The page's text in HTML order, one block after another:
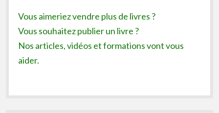
Vous aimeriez vendre plus de livres ?
Vous souhaitez publier un livre ?
Nos articles, vidéos et formations vont vous
aider.